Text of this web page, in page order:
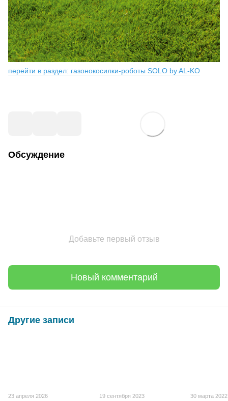
перейти в раздел: газонокосилки-роботы SOLO by AL-KO
Обсуждение
Добавьте первый отзыв
Новый комментарий
Другие записи
23 апреля 2026 19 сентября 2023 30 марта 2022